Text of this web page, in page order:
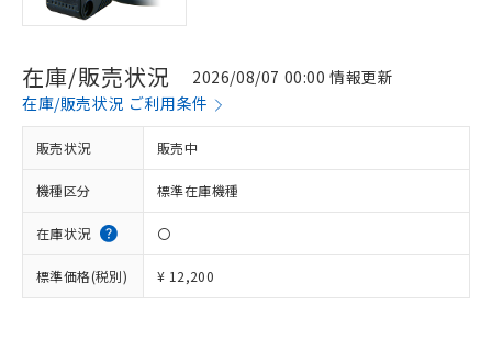
在庫/販売状況
2026/08/07 00:00 情報更新
在庫/販売状況 ご利用条件
販売状況 販売中
機種区分 標準在庫機種
在庫状況 〇
標準価格(税別) ¥ 12,200